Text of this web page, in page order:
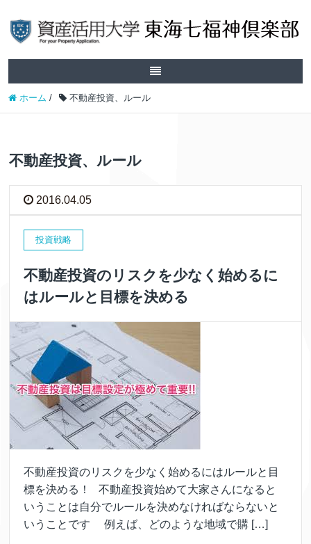
ホーム / 不動産投資、ルール
不動産投資、ルール
2016.04.05
投資戦略
不動産投資のリスクを少なく始めるに
はルールと目標を決める
不動産投資のリスクを少なく始めるにはルールと目
標を決める！ 不動産投資始めて大家さんになると
いうことは自分でルールを決めなければならないと
いうことです 例えば、どのような地域で購 […]